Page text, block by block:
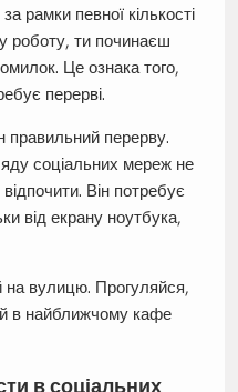
рамки певної кількості
роботу, ти починаєш
Це ознака того,
перерві.
правильний перерву.
соціальних мереж не
Він потребує
від екрану ноутбука,
на вулицю. Прогуляйся,
в найближчому кафе
в соціальних